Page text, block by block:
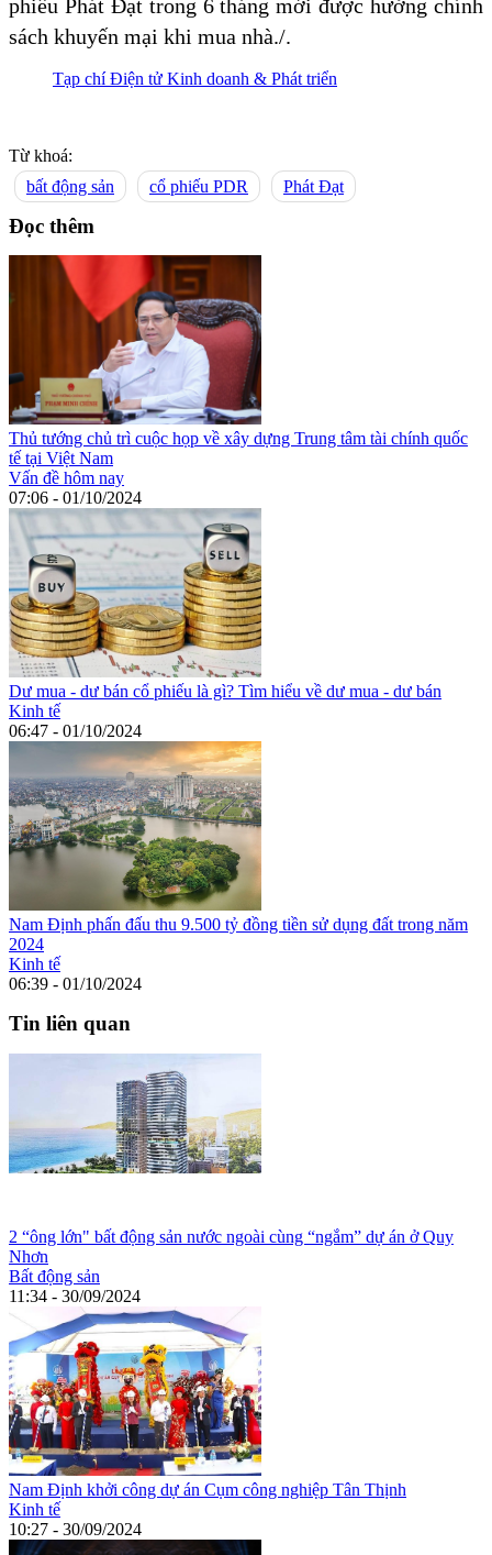
phiếu Phát Đạt trong 6 tháng mới được hưởng chính
sách khuyến mại khi mua nhà./.
Tạp chí Điện tử Kinh doanh & Phát triển
Từ khoá:
bất động sản
cổ phiếu PDR Phát Đạt
Đọc thêm
Thủ tướng chủ trì cuộc họp về xây dựng Trung tâm tài chính quốc
tế tại Việt Nam
Vấn đề hôm nay
07:06 - 01/10/2024
Dư mua - dư bán cổ phiếu là gì? Tìm hiểu về dư mua - dư bán
Kinh tế
06:47 - 01/10/2024
Nam Định phấn đấu thu 9.500 tỷ đồng tiền sử dụng đất trong năm
2024
Kinh tế
06:39 - 01/10/2024
Tin liên quan
2 “ông lớn" bất động sản nước ngoài cùng “ngắm” dự án ở Quy
Nhơn
Bất động sản
11:34 - 30/09/2024
Nam Định khởi công dự án Cụm công nghiệp Tân Thịnh
Kinh tế
10:27 - 30/09/2024